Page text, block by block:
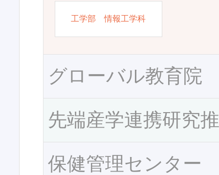
工学部 情報工学科
グローバル教育院
先端産学連携研究
保健管理センター